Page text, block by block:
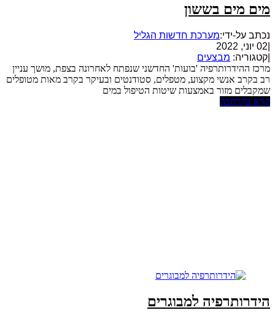
מים מים בששון
נכתב על-ידי:מערכת חדשות הגליל
02 יוני, 2022
קטגוריה: מבצעים
מרכז ההידרותרפיה 'בועות' החדשני שנפתח לאחרונה בצפת, מושך עניין
רב בקרב אנשי מקצוע, מטפלים, סטודנטים ובעיקר בקרב מאות מטופלים
שמקבלים מזור באמצעות שיטות הטיפול במים
קרא בהרחבה
הידרותרפיה למבוגרים